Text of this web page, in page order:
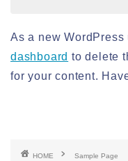
As a new
dashboard to delete
for your content.
HOME Sample Page